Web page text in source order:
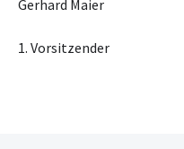
Gerhard Maier
1. Vorsitzender